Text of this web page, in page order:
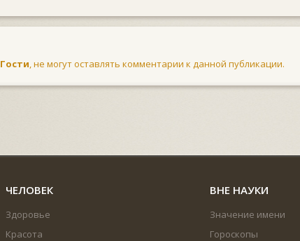
Гости, не могут оставлять комментарии к данной публикации.
ЧЕЛОВЕК
Здоровье
Красота
ВНЕ НАУКИ
Значение имени
Гороскопы